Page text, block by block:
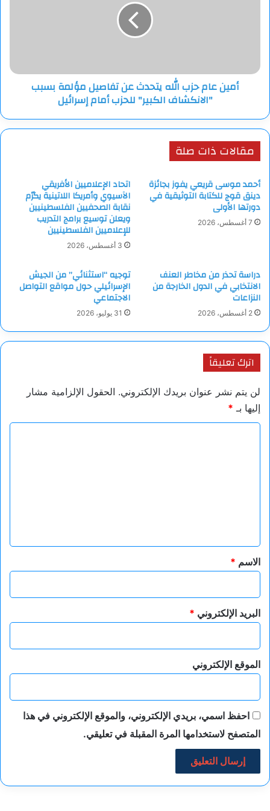
بسبب
"الانكشاف
أمام
أمين عام حزب الله يتحدث عن تفاصيل مؤلمة بسبب
"الانكشاف الكبير" للحزب أمام إسرائيل
مقالات ذات صلة
أحمد موسى قريعي يفوز بجائزة
دينق قوج للكتابة التوثيقية في
دورتها الأولى
7 أغسطس، 2026
اتحاد الإعلاميين الأفريقي
الآسيوي وأمريكا اللاتينية يكرّم
نقابة الصحفيين الفلسطينيين
ويعلن توسيع برامج التدريب
للإعلاميين الفلسطينيين
3 أغسطس، 2026
دراسة تحذر من مخاطر العنف
الانتخابي في الدول الخارجة من
النزاعات
2 أغسطس، 2026
توجيه “استثنائي” من الجيش
الإسرائيلي حول مواقع التواصل
الاجتماعي
31 يوليو، 2026
اترك تعليقاً
لن يتم نشر عنوان بريدك الإلكتروني. الحقول الإلزامية مشار
إليها بـ *
*
الاسم *
البريد الإلكتروني *
الموقع الإلكتروني
احفظ اسمي، بريدي الإلكتروني، والموقع الإلكتروني في هذا
المتصفح لاستخدامها المرة المقبلة في تعليقي.